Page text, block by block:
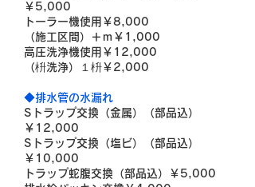
￥5,000
トーラー機使用￥8,000
（施工区間）＋ｍ￥1,000
高圧洗浄機使用￥12,000
（枡洗浄）１枡￥2,000
◆排水管の水漏れ
Sトラップ交換（金属）（部品込）
￥12,000
Sトラップ交換（塩ビ）（部品込）
￥10,000
トラップ蛇腹交換（部品込）￥5,000